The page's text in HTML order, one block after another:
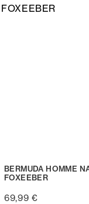
BERMUDA HOMME
FOXEEBER
69,99 €